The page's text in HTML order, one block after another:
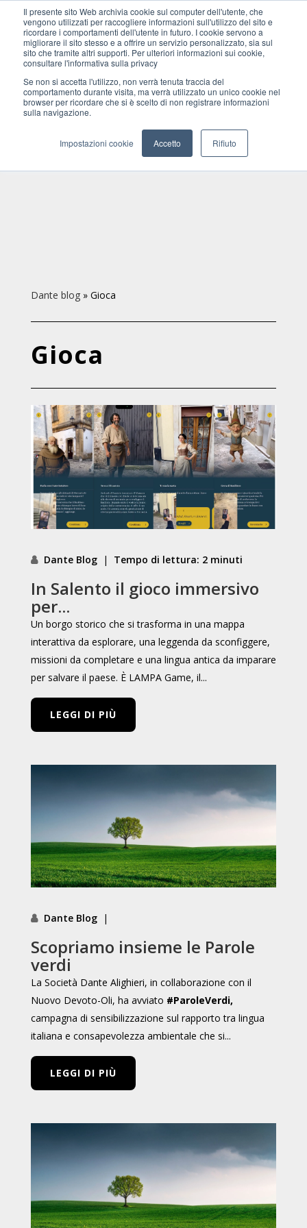
Il presente sito Web archivia cookie sul computer dell'utente, che
vengono utilizzati per raccogliere informazioni sull'utilizzo del sito e
ricordare i comportamenti dell'utente in futuro. I cookie servono a
migliorare il sito stesso e a offrire un servizio personalizzato, sia sul
sito che tramite altri supporti. Per ulteriori informazioni sui cookie,
consultare l'informativa sulla privacy
Se non si accetta l'utilizzo, non verrà tenuta traccia del
comportamento durante visita, ma verrà utilizzato un unico cookie nel
browser per ricordare che si è scelto di non registrare informazioni
sulla navigazione.
Impostazioni cookie Accetto Rifiuto
Dante blog» Gioca
Gioca
Dante Blog | Tempo di lettura: 2 minuti
In Salento il gioco immersivo
per...
Un borgo storico che si trasforma in una mappa
interattiva da esplorare, una leggenda da sconfiggere,
missioni da completare e una lingua antica da imparare
per salvare il paese. È LAMPA Game, il...
LEGGI DI PIÙ
Dante Blog |
Scopriamo insieme le Parole
verdi
La Società Dante Alighieri, in collaborazione con il
Nuovo Devoto-Oli, ha avviato #ParoleVerdi,
campagna di sensibilizzazione sul rapporto tra lingua
italiana e consapevolezza ambientale che si...
LEGGI DI PIÙ